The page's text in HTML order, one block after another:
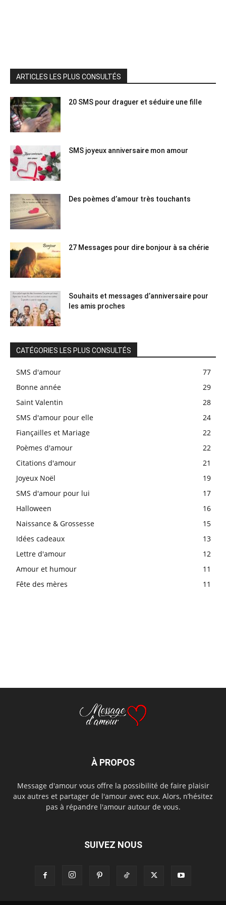
ARTICLES LES PLUS CONSULTÉS
20 SMS pour draguer et séduire une fille
SMS joyeux anniversaire mon amour
Des poèmes d’amour très touchants
27 Messages pour dire bonjour à sa chérie
Souhaits et messages d’anniversaire pour
les amis proches
CATÉGORIES LES PLUS CONSULTÉS
SMS d'amour
77
Bonne année
29
Saint Valentin
28
SMS d'amour pour elle
24
Fiançailles et Mariage
22
Poèmes d'amour
22
Citations d'amour
21
Joyeux Noël
19
SMS d'amour pour lui
17
Halloween
16
Naissance & Grossesse
15
Idées cadeaux
13
Lettre d'amour
12
Amour et humour
11
Fête des mères
11
À PROPOS
Message d'amour vous offre la possibilité de faire plaisir
aux autres et partager de l'amour avec eux. Alors, n’hésitez
pas à répandre l'amour autour de vous.
SUIVEZ NOUS